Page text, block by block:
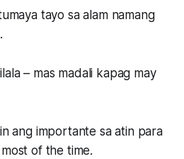
tayo sa alam namang
– mas madali kapag may
ang importante sa atin para
of the time.